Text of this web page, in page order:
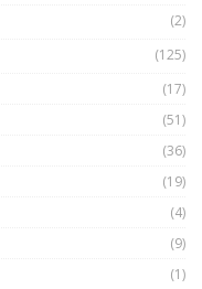
(2)
(125)
(17)
(51)
(36)
(19)
(4)
(9)
(1)